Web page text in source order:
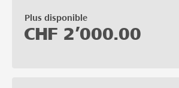
Plus disponible
CHF 2’000.00